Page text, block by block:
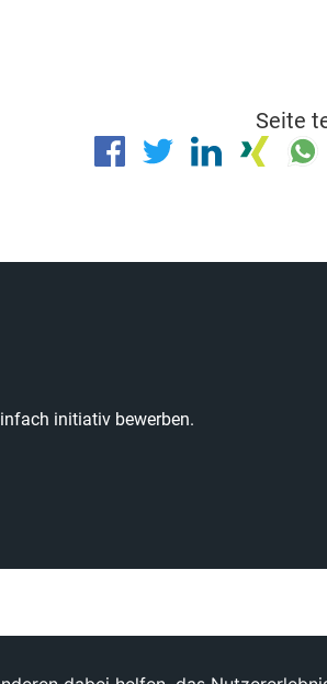
Seite
initiativ bewerben.